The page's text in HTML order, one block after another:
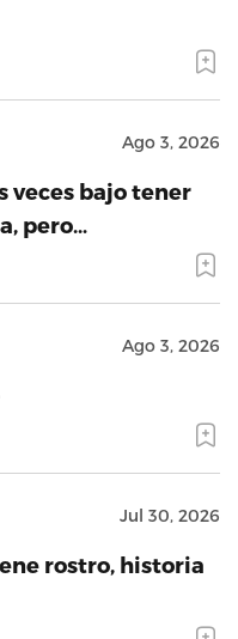
Ago 3, 2026
veces bajo tener
pero…
Ago 3, 2026
Jul 30, 2026
rostro, historia